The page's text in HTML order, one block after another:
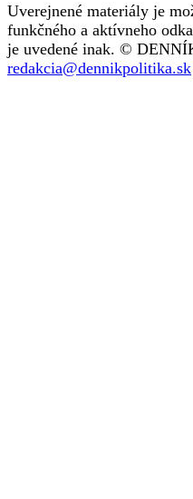
Uverejnené materiály je
funkčného a aktívneho
je uvedené inak. ©
redakcia@dennikpolitika.sk